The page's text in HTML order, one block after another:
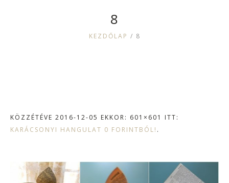
8
KEZDŐLAP / 8
KÖZZÉTÉVE 2016-12-05 EKKOR: 601×601 ITT:
KARÁCSONYI HANGULAT 0 FORINTBÓL! .